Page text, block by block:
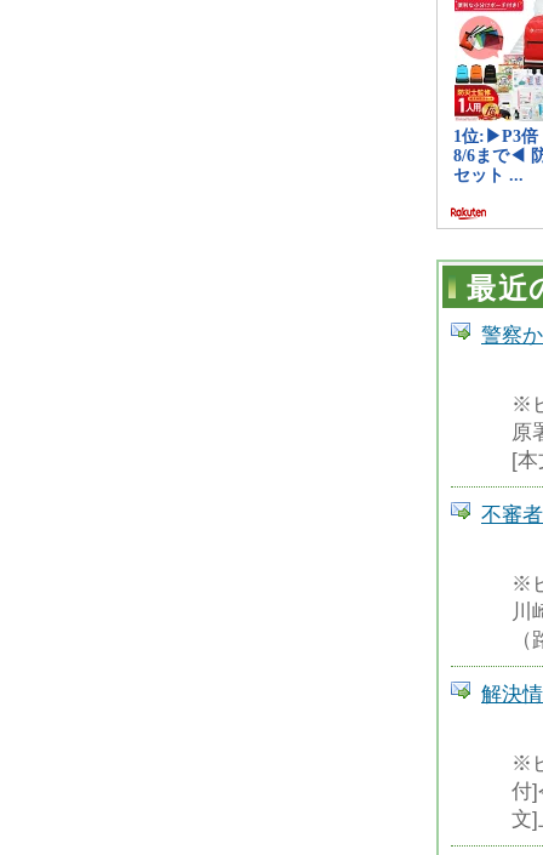
最近
警察
※
原
[
不審者
※
川
解決
※
付]
文]